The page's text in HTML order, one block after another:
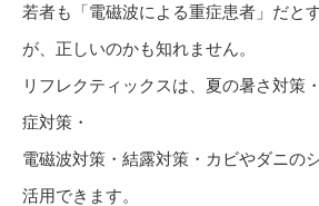
若者も「電磁波による重症患者」だと
が、正しいのかも知れません。
リフレクティックスは、夏の暑さ対策
症対策・
電磁波対策・結露対策・カビやダニの
活用できます。